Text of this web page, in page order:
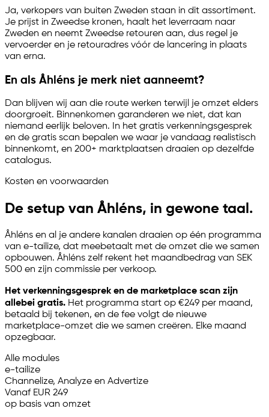
Ja, verkopers van buiten Zweden staan in dit assortiment.
Je prijst in Zweedse kronen, haalt het leverraam naar
Zweden en neemt Zweedse retouren aan, dus regel je
vervoerder en je retouradres vóór de lancering in plaats
van erna.
En als Åhléns je merk niet aanneemt?
Dan blijven wij aan die route werken terwijl je omzet elders
doorgroeit. Binnenkomen garanderen we niet, dat kan
niemand eerlijk beloven. In het gratis verkenningsgesprek
en de gratis scan bepalen we waar je vandaag realistisch
binnenkomt, en 200+ marktplaatsen draaien op dezelfde
catalogus.
Kosten en voorwaarden
De setup van Åhléns, in gewone taal.
Åhléns en al je andere kanalen draaien op één programma
van e-tailize, dat meebetaalt met de omzet die we samen
opbouwen. Åhléns zelf rekent het maandbedrag van SEK
500 en zijn commissie per verkoop.
Het verkenningsgesprek en de marketplace scan zijn
allebei gratis. Het programma start op €249 per maand,
betaald bij tekenen, en de fee volgt de nieuwe
marketplace-omzet die we samen creëren. Elke maand
opzegbaar.
Alle modules
e-tailize
Channelize, Analyze en Advertize
Vanaf EUR 249
op basis van omzet